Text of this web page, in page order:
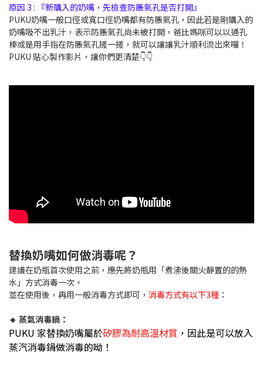
原因 3 : 『新購入的奶嘴，先檢查防脹氣孔是否打開』
PUKU奶嘴一般口徑或寬口徑奶嘴都有防脹氣孔，因此若是剛購入的
奶嘴吸不出乳汁，表示防脹氣孔尚未被打開，爸比媽咪可以以通孔
棒或是用手指在防脹氣孔搓一搓，就可以讓讓乳汁順利流出來囉！
PUKU 貼心製作影片，讓你們更清楚👇👇
替換奶嘴如何做消毒呢？
建議在奶瓶首次使用之前，應先將奶瓶用「煮沸後關火靜置的的熱
水」方式消毒一次。
並在使用後，再用一般消毒方式即可， 消毒方式有以下3種 ：
🔸 蒸氣消毒鍋：
PUKU 家替換奶嘴屬於矽膠為耐高溫材質 ，因此是可以放入
蒸汽消毒鍋做消毒的呦！